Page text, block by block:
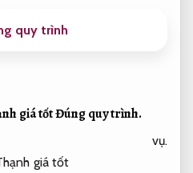
quy trình
giá tốtĐúng quy trình.
vụ.